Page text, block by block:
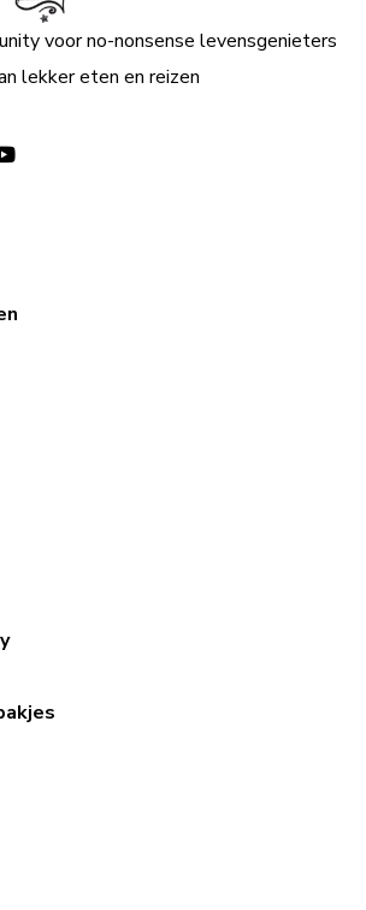
voor no-nonsense levensgenieters
lekker eten en reizen